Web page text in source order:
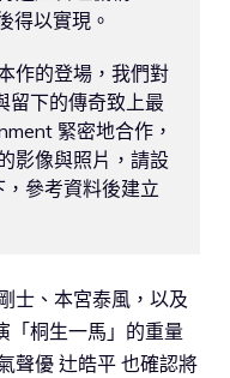
得以實現。
作的登場，我們對
留下的傳奇致上最
緊密地合作，
影像與照片，請設
參考資料後建立
士、本宮泰風，以及
「桐生一馬」的重量
聲優 辻皓平 也確認將